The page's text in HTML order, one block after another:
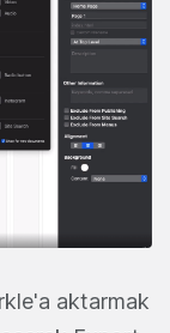
aktarmak